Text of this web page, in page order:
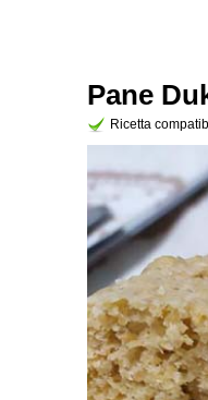
Pane
Ricetta